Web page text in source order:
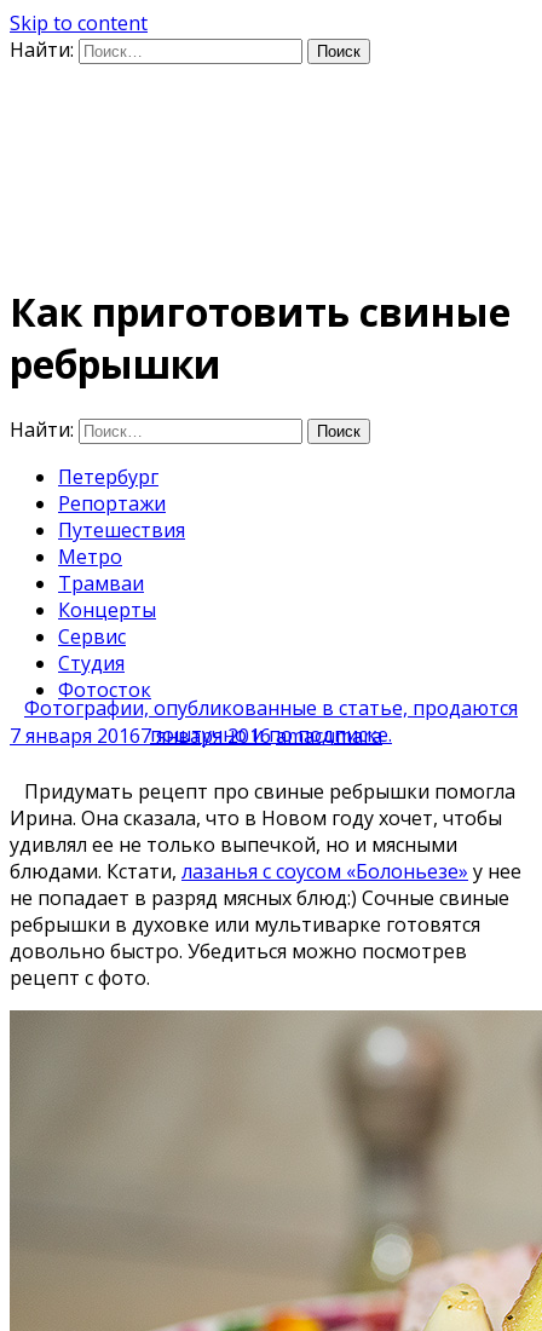
Skip to content
Найти:
Как приготовить свиные
ребрышки
Найти:
Петербург
Репортажи
Путешествия
Метро
Трамваи
Концерты
Сервис
Студия
Фотосток
7 января 20167 января 2016amacumara
Фотографии, опубликованные в статье, продаются
поштучно и по подписке.
Придумать рецепт про свиные pебpышки помогла
Ирина. Она сказала, что в Новом году хочет, чтобы
удивлял ее не только выпечкой, но и мясными
блюдами. Кстати, лазанья с соусом «Болоньезе» у нее
не попадает в разряд мясных блюд:) Сочные свиные
ребрышки в духовке или мультиварке готовятся
довольно быстро. Убедиться можно посмотрев
рецепт с фото.